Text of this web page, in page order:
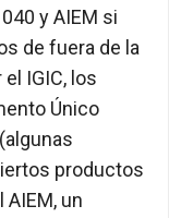
y AIEM si
de fuera de la
IGIC, los
Único
productos
un